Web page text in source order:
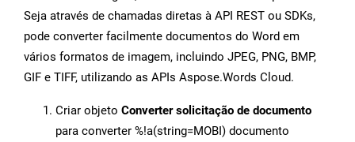
Seja através de chamadas diretas à API REST ou SDKs,
pode converter facilmente documentos do Word em
vários formatos de imagem, incluindo JPEG, PNG, BMP,
GIF e TIFF, utilizando as APIs Aspose.Words Cloud.
Criar objeto Converter solicitação de documento
para converter %!a(string=MOBI) documento